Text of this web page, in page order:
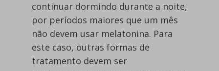
continuar dormindo durante a noite,
por períodos maiores que um mês
não devem usar melatonina. Para
este caso, outras formas de
tratamento devem ser